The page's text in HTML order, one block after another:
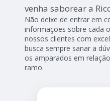
venha saborear a
Não deixe de entrar em
informações sobre cada
nossos clientes com
busca sempre sanar a
os amparados em
ramo.